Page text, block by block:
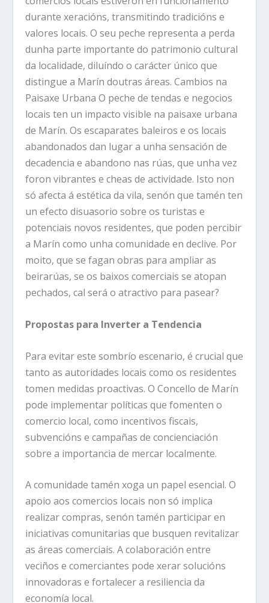
durante xeracións, transmitindo tradicións e
valores locais. O seu peche representa a perda
dunha parte importante do patrimonio cultural
da localidade, diluíndo o carácter único que
distingue a Marín doutras áreas. Cambios na
Paisaxe Urbana O peche de tendas e negocios
locais ten un impacto visible na paisaxe urbana
de Marín. Os escaparates baleiros e os locais
abandonados dan lugar a unha sensación de
decadencia e abandono nas rúas, que unha vez
foron vibrantes e cheas de actividade. Isto non
só afecta á estética da vila, senón que tamén ten
un efecto disuasorio sobre os turistas e
potenciais novos residentes, que poden percibir
a Marín como unha comunidade en declive. Por
moito, que se fagan obras para ampliar as
beirarúas, se os baixos comerciais se atopan
pechados, cal será o atractivo para pasear?
Propostas para Inverter a Tendencia
Para evitar este sombrío escenario, é crucial que
tanto as autoridades locais como os residentes
tomen medidas proactivas. O Concello de Marín
pode implementar políticas que fomenten o
comercio local, como incentivos fiscais,
subvencións e campañas de concienciación
sobre a importancia de mercar localmente.
A comunidade tamén xoga un papel esencial. O
apoio aos comercios locais non só implica
realizar compras, senón tamén participar en
iniciativas comunitarias que busquen revitalizar
as áreas comerciais. A colaboración entre
veciños e comerciantes pode xerar solucións
innovadoras e fortalecer a resiliencia da
economía local.